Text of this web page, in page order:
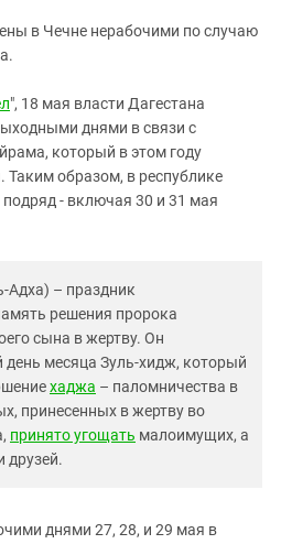
КАВКАЗ ЗА ПАЛЕСТИНУ
ИНАКОМЫСЛИЕ В ЧЕЧНЕ
МОБИЛИЗАЦИЯ И ПРОТЕСТЫ
в Чечне нерабочими по случаю
", 18 мая власти Дагестана
днями в связи с
который в этом году
Таким образом, в республике
- включая 30 и 31 мая
Адха) – праздник
решения пророка
сына в жертву. Он
день месяца Зуль-хидж, который
хаджа – паломничества в
принесенных в жертву во
принято угощать малоимущих, а
друзей.
днями 27, 28, и 29 мая в